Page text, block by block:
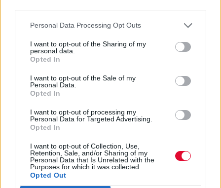
Personal Data Processing Opt Outs
I want to opt-out of the Sharing of my
personal data.
Opted In
I want to opt-out of the Sale of my
Personal Data.
Opted In
I want to opt-out of processing my
Personal Data for Targeted Advertising.
Opted In
I want to opt-out of Collection, Use,
Retention, Sale, and/or Sharing of my
Personal Data that Is Unrelated with the
Purposes for which it was collected.
Opted Out